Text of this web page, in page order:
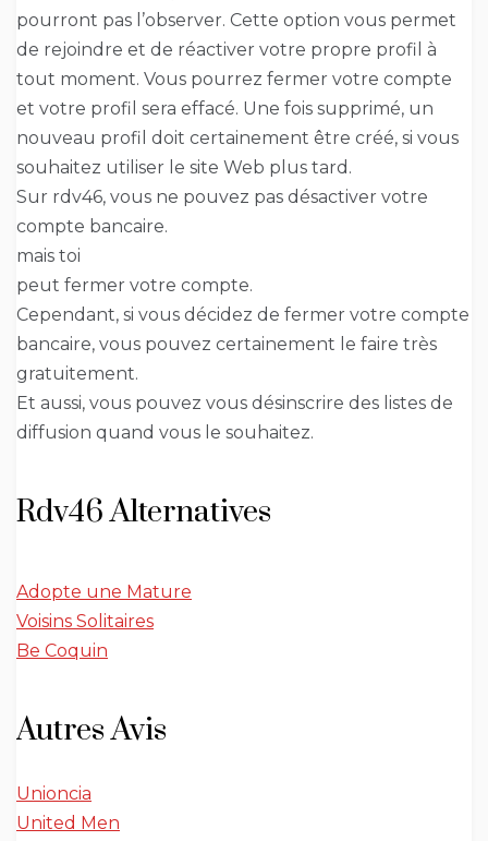
pourront pas l’observer. Cette option vous permet
de rejoindre et de réactiver votre propre profil à
tout moment. Vous pourrez fermer votre compte
et votre profil sera effacé. Une fois supprimé, un
nouveau profil doit certainement être créé, si vous
souhaitez utiliser le site Web plus tard.
Sur rdv46, vous ne pouvez pas désactiver votre
compte bancaire.
mais toi
peut fermer votre compte.
Cependant, si vous décidez de fermer votre compte
bancaire, vous pouvez certainement le faire très
gratuitement.
Et aussi, vous pouvez vous désinscrire des listes de
diffusion quand vous le souhaitez.
Rdv46 Alternatives
Adopte une Mature
Voisins Solitaires
Be Coquin
Autres Avis
Unioncia
United Men